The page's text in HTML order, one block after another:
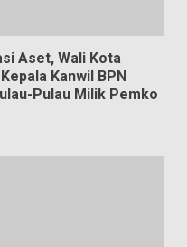
Aset, Wali Kota
Kanwil BPN
Pulau Milik Pemko